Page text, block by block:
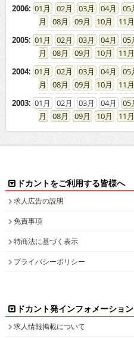
2006: 01 02 03 04 05
08
09 10 11
2005: 01 02 03 04 05
08
09 10 11
2004: 01 02 03 04 05
08
09 10 11
2003: 01 02 03 04 05
08
09 10 11
ドカントをご利用する皆様へ
求人広告の説明
免責事項
特商法に基づく表示
プライバシーポリシー
ドカント発インフォメーション
求人情報掲載について